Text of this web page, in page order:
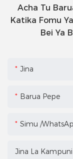
Acha Tu
Katika Fomu
Bei Ya
Jina
Barua Pepe
Simu /
Jina La Kampuni